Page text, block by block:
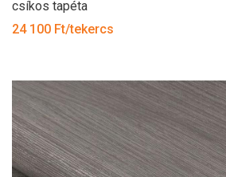
csíkos tapéta
24 100 Ft/tekercs